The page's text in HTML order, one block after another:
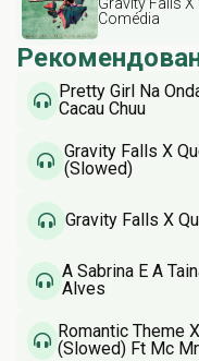
Comédia
Pretty Girl Na
Cacau Chuu
Gravity Falls X
(Slowed)
Gravity Falls X
A Sabrina E A
Alves
Romantic Theme
(Slowed) Ft Mc